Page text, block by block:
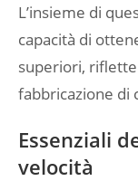
L’insieme di
capacità di
superiori,
fabbricazione di
Essenziali
velocità